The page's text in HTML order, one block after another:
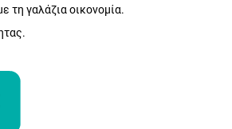
τη γαλάζια οικονομία.